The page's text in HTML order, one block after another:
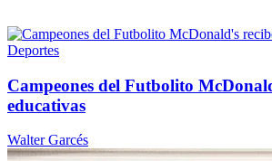
Deportes
Campeones del Futbolito
educativas
Walter Garcés